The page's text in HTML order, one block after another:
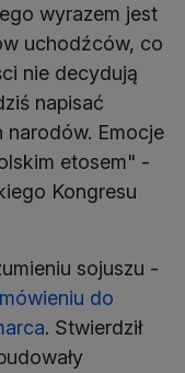
wyrazem jest
uchodźców, co
nie decydują
napisać
narodów. Emocje
etosem" -
Kongresu
sojuszu -
do
. Stwierdził